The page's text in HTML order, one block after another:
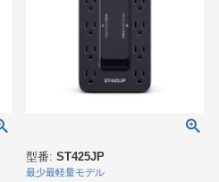
型番: ST425JP
最少最軽量モデル